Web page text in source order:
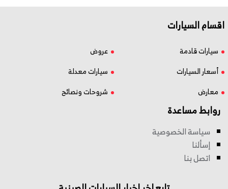
اقسام السيارات
سيارات قادمة
عروض
أسعار السيارات
سيارات معدلة
معارض
شروحات ونصائح
روابط مساعدة
سياسة الخصوصية
إسألنا
اتصل بنا